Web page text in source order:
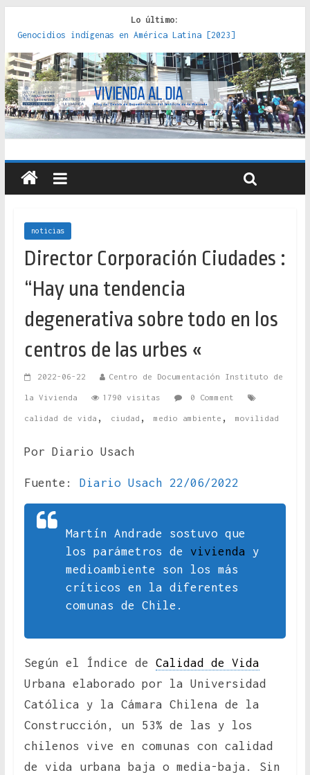
Lo último:
Genocidios indígenas en América Latina [2023]
Estudios sobre la espacialización de los Estados :
políticas, prácticas y representaciones [2022]
Donde el pedernal choca con el acero : hacia una teoría
crítica de las fronteras latinoamericanas [2020]
Criterios técnicos para una vivienda adecuada [2019]
Red de consultorios de la Caja del Seguro Obrero en
Santiago : un patrimonio emblemático [2014]
noticias
Director Corporación Ciudades :
“Hay una tendencia
degenerativa sobre todo en los
centros de las urbes «
2022-06-22 Centro de Documentación Instituto de
la Vivienda 1790 visitas 0 Comment
calidad de vida , ciudad , medio ambiente , movilidad
Por Diario Usach
Fuente: Diario Usach 22/06/2022
Martín Andrade sostuvo que
los parámetros de vivienda y
medioambiente son los más
críticos en la diferentes
comunas de Chile.
Según el Índice de Calidad de Vida
Urbana elaborado por la Universidad
Católica y la Cámara Chilena de la
Construcción, un 53% de las y los
chilenos vive en comunas con calidad
de vida urbana baja o media-baja. Sin